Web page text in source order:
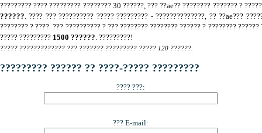
????????? ???? ????????? ???????? 30 ??????, ??? ??ae?? ???????? ??????? ?
??????. ???? ??? ?????????? ????? ????????? - ??????????????, ?? ??ae???
???????? ? ????. ??? ?????????? ? ??? ???????? ???????? ?????? ? ???????? ??????
????? ????????? 1500 ??????. ?????????!
????? ????????????? ??? ??????? ????????? ????? 120 ??????.
????????? ?????? ?? ????-????? ?????????
???? ???:
??? E-mail: